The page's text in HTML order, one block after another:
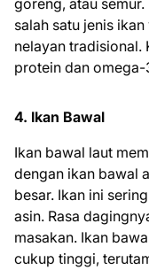
goreng, atau
salah satu jenis
nelayan tradisional.
protein dan omega-
4. Ikan Bawal
Ikan bawal laut
dengan ikan bawal
besar. Ikan ini
asin. Rasa
masakan. Ikan
cukup tinggi,